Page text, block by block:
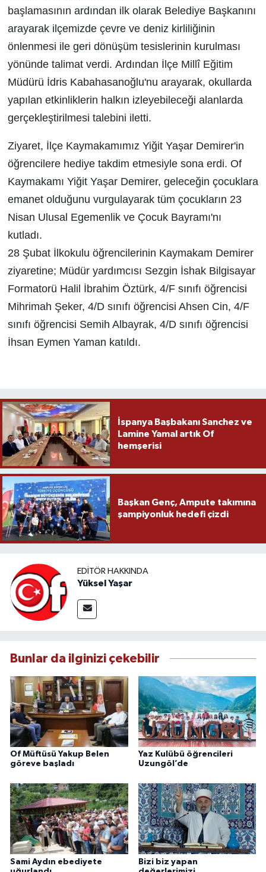
başlamasının ardından ilk olarak Belediye Başkanını
arayarak ilçemizde çevre ve deniz kirliliğinin
önlenmesi ile geri dönüşüm tesislerinin kurulması
yönünde talimat verdi. Ardından İlçe Millî Eğitim
Müdürü İdris Kabahasanoğlu'nu arayarak, okullarda
yapılan etkinliklerin halkın izleyebileceği alanlarda
gerçekleştirilmesi talebini iletti.
Ziyaret, İlçe Kaymakamımız Yiğit Yaşar Demirer'in
öğrencilere hediye takdim etmesiyle sona erdi. Of
Kaymakamı Yiğit Yaşar Demirer, geleceğin çocuklara
emanet olduğunu vurgulayarak tüm çocukların 23
Nisan Ulusal Egemenlik ve Çocuk Bayramı'nı
kutladı.
28 Şubat İlkokulu öğrencilerinin Kaymakam Demirer
ziyaretine; Müdür yardımcısı Sezgin İshak Bilgisayar
Formatorü Halil İbrahim Öztürk, 4/F sınıfı öğrencisi
Mihrimah Şeker, 4/D sınıfı öğrencisi Ahsen Cin, 4/F
sınıfı öğrencisi Semih Albayrak, 4/D sınıfı öğrencisi
İhsan Eymen Yaman katıldı.
İspanya Başbakanı Sanchez ve
Lamine Yamal artık Of
hemşerisi
Başkan Genç, Ampute takımına
şampiyonluk hedefi çizdi
EDITÖR HAKKINDA
Yüksel Yaşar
Bunlar da ilginizi çekebilir
Of Müftüsü Yakup Belen
göreve başladı
Yaz Kulübü öğrencileri
Uzungöl’de
Sami Aydın ebediyete
Bizi biz yapan